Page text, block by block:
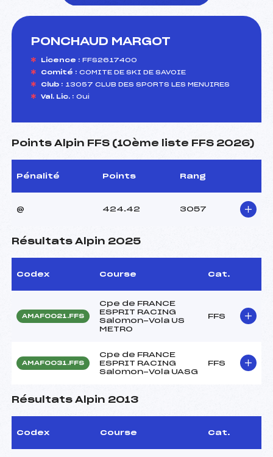
PONCHAUD MARGOT
Licence : FFS2617400
Comité : COMITE DE SKI DE SAVOIE
Club : 13057 CLUB DES SPORTS LES MENUIRES
Val. Lic. : Oui
Points Alpin FFS (10ème liste FFS 2026)
Pénalité Points Rang
@ 424.42 3057
Résultats Alpin 2025
Codex Course Cat.
AMAF0021.FFS
Cpe de FRANCE
ESPRIT RACING
Salomon-Vola US
METRO
FFS
AMAF0031.FFS
Cpe de FRANCE
ESPRIT RACING
Salomon-Vola UASG
FFS
Résultats Alpin 2013
Codex Course Cat.